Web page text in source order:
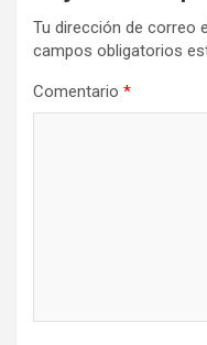
Tu dirección de correo
campos obligatorios
Comentario *